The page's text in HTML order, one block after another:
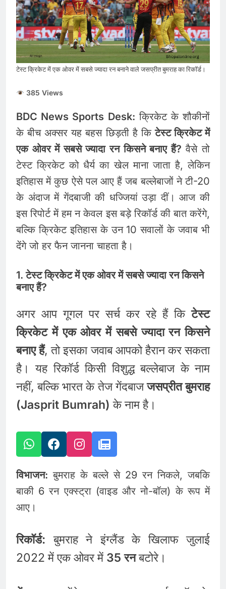
इंश्योरेंस के
Gold and Silver Price
Today : सोने और चांदी के
दामों में भारी उछाल, जानिए 5
अगस्त के ताजा भाव
August 5, 2026
Share Market Update
Today: सेंसेक्स 500 अंक
उछला, निफ्टी 24,600 के पार,
August 5, 2026
टेस्ट क्रिकेट में एक ओवर में सबसे ज्यादा रन बनाने वाले जसप्रीत बुमराह का रिकॉर्ड।
385 Views
BDC News Sports Desk: क्रिकेट के शौकीनों
के बीच अक्सर यह बहस छिड़ती है किटेस्ट क्रिकेट में
एक ओवर में सबसे ज्यादा रन किसने बनाए हैं? वैसे तो
टेस्ट क्रिकेट को धैर्य का खेल माना जाता है, लेकिन
इतिहास में कुछ ऐसे पल आए हैं जब बल्लेबाजों ने टी-20
के अंदाज में गेंदबाजी की धज्जियां उड़ा दीं। आज की
इस रिपोर्ट में हम न केवल इस बड़े रिकॉर्ड की बात करेंगे,
बल्कि क्रिकेट इतिहास के उन 10 सवालों के जवाब भी
देंगे जो हर फैन जानना चाहता है।
1. टेस्ट क्रिकेट में एक ओवर में सबसे ज्यादा रन किसने
बनाए हैं?
अगर आप गूगल पर सर्च कर रहे हैं किटेस्ट
क्रिकेट में एक ओवर में सबसे ज्यादा रन किसने
बनाए हैं, तो इसका जवाब आपको हैरान कर सकता
है। यह रिकॉर्ड किसी विशुद्ध बल्लेबाज के नाम
नहीं, बल्कि भारत के तेज गेंदबाजजसप्रीत बुमराह
(Jasprit Bumrah) के नाम है।
विभाजन: बुमराह के बल्ले से 29 रन निकले, जबकि
बाकी 6 रन एक्स्ट्रा (वाइड और नो-बॉल) के रूप में
आए।
रिकॉर्ड: बुमराह ने इंग्लैंड के खिलाफ जुलाई
2022 में एक ओवर में 35 रनबटोरे।